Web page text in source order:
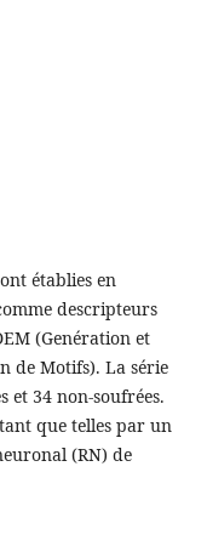
établies en
descripteurs
(Genération et
de Motifs). La série
et 34 non-soufrées.
tant que telles par un
(RN) de